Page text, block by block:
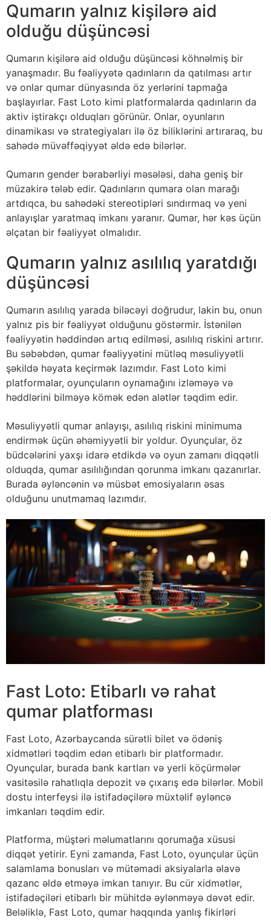
Qumarın yalnız kişilərə aid
olduğu düşüncəsi
Qumarın kişilərə aid olduğu düşüncəsi köhnəlmiş bir
yanaşmadır. Bu fəaliyyətə qadınların da qatılması artır
və onlar qumar dünyasında öz yerlərini tapmağa
başlayırlar. Fast Loto kimi platformalarda qadınların da
aktiv iştirakçı olduqları görünür. Onlar, oyunların
dinamikası və strategiyaları ilə öz biliklərini artıraraq, bu
sahədə müvəffəqiyyət əldə edə bilərlər.
Qumarın gender bərabərliyi məsələsi, daha geniş bir
müzakirə tələb edir. Qadınların qumara olan marağı
artdıqca, bu sahədəki stereotipləri sındırmaq və yeni
anlayışlar yaratmaq imkanı yaranır. Qumar, hər kəs üçün
əlçatan bir fəaliyyət olmalıdır.
Qumarın yalnız asılılıq yaratdığı
düşüncəsi
Qumarın asılılıq yarada biləcəyi doğrudur, lakin bu, onun
yalnız pis bir fəaliyyət olduğunu göstərmir. İstənilən
fəaliyyətin həddindən artıq edilməsi, asılılıq riskini artırır.
Bu səbəbdən, qumar fəaliyyətini mütləq məsuliyyətli
şəkildə həyata keçirmək lazımdır. Fast Loto kimi
platformalar, oyunçuların oynamağını izləməyə və
həddlərini bilməyə kömək edən alətlər təqdim edir.
Məsuliyyətli qumar anlayışı, asılılıq riskini minimuma
endirmək üçün əhəmiyyətli bir yoldur. Oyunçular, öz
büdcələrini yaxşı idarə etdikdə və oyun zamanı diqqətli
olduqda, qumar asılılığından qorunma imkanı qazanırlar.
Burada əyləncənin və müsbət emosiyaların əsas
olduğunu unutmamaq lazımdır.
Fast Loto: Etibarlı və rahat
qumar platforması
Fast Loto, Azərbaycanda sürətli bilet və ödəniş
xidmətləri təqdim edən etibarlı bir platformadır.
Oyunçular, burada bank kartları və yerli köçürmələr
vasitəsilə rahatlıqla depozit və çıxarış edə bilərlər. Mobil
dostu interfeysi ilə istifadəçilərə müxtəlif əyləncə
imkanları təqdim edir.
Platforma, müştəri məlumatlarını qorumağa xüsusi
diqqət yetirir. Eyni zamanda, Fast Loto, oyunçular üçün
salamlama bonusları və mütəmadi aksiyalarla əlavə
qazanc əldə etməyə imkan tanıyır. Bu cür xidmətlər,
istifadəçiləri etibarlı bir mühitdə əylənməyə dəvət edir.
Beləliklə, Fast Loto, qumar haqqında yanlış fikirləri